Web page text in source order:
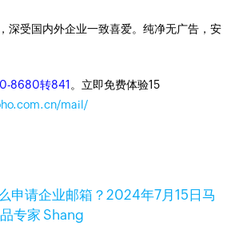
，深受国内外企业一致喜爱。纯净无广告，安
8680转841 。立即免费体验15
mail/
申请企业邮箱？2024年7月15日马
专家 Shang